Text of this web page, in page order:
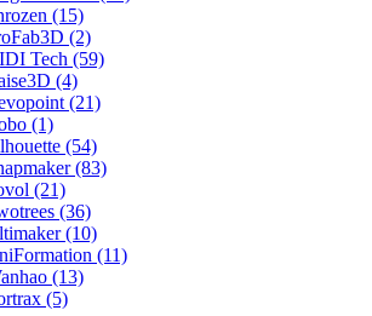
(15)
(2)
Tech (59)
(4)
(21)
(1)
(54)
(83)
(21)
(36)
(10)
(11)
(13)
(5)